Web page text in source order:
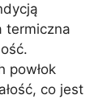
termiczna
powłok
co jest